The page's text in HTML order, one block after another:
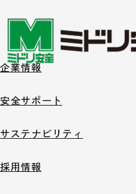
企業情報
安全サポート
サステナビリティ
採用情報